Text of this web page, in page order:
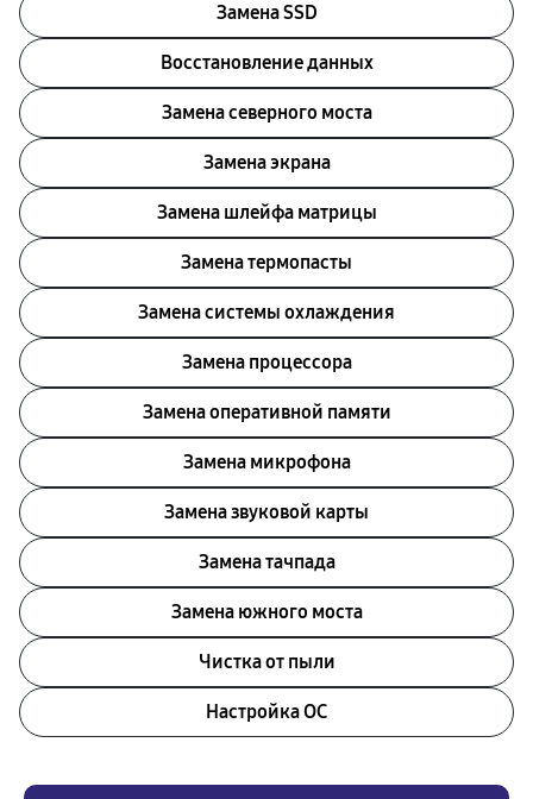
Замена SSD
Восстановление данных
Замена северного моста
Замена экрана
Замена шлейфа матрицы
Замена термопасты
Замена системы охлаждения
Замена процессора
Замена оперативной памяти
Замена микрофона
Замена звуковой карты
Замена тачпада
Замена южного моста
Чистка от пыли
Настройка ОС